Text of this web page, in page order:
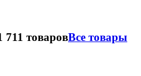
711 товаровВсе товары